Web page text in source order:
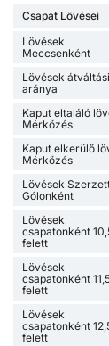
Csapat Lövései
Lövések
Meccsenként
Lövések átváltási
aránya
Kaput eltaláló
Mérkőzés
Kaput elkerülő
Mérkőzés
Lövések
Gólonként
Lövések
csapatonként
felett
Lövések
csapatonként
felett
Lövések
csapatonként
felett